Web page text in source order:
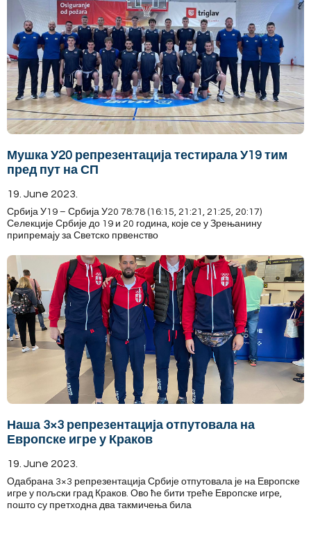
Мушка У20 репрезентација тестирала У19 тим
пред пут на СП
19. June 2023.
Србија У19 – Србија У20 78:78 (16:15, 21:21, 21:25, 20:17)
Селекције Србије до 19 и 20 година, које се у Зрењанину
припремају за Светско првенство
Наша 3×3 репрезентација отпутовала на
Европске игре у Краков
19. June 2023.
Одабрана 3×3 репрезентација Србије отпутовала је на Европске
игре у пољски град Краков. Ово ће бити треће Европске игре,
пошто су претходна два такмичења била